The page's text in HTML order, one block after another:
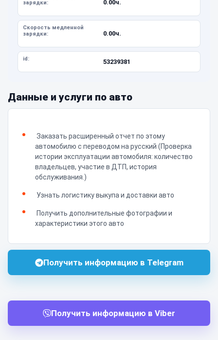
зарядки:
0.00ч.
Скорость медленной
зарядки:
0.00ч.
id: 53239381
Данные и услуги по авто
Заказать расширенный отчет по этому
автомобилю с переводом на русский (Проверка
истории эксплуатации автомобиля: количество
владельцев, участие в ДТП, история
обслуживания.)
Узнать логистику выкупа и доставки авто
Получить дополнительные фотографии и
характеристики этого авто
Получить информацию в Telegram
Получить информацию в Viber